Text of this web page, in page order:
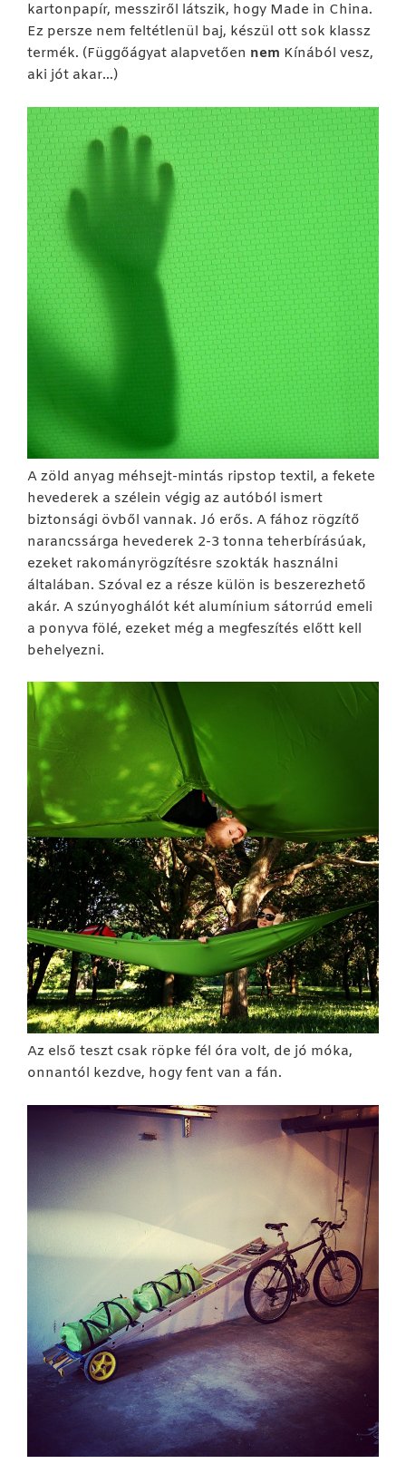
kartonpapír, messziről látszik, hogy Made in China.
Ez persze nem feltétlenül baj, készül ott sok klassz
termék. (Függőágyat alapvetően nem Kínából vesz,
aki jót akar…)
A zöld anyag méhsejt-mintás ripstop textil, a fekete
hevederek a szélein végig az autóból ismert
biztonsági övből vannak. Jó erős. A fához rögzítő
narancssárga hevederek 2-3 tonna teherbírásúak,
ezeket rakományrögzítésre szokták használni
általában. Szóval ez a része külön is beszerezhető
akár. A szúnyoghálót két alumínium sátorrúd emeli
a ponyva fölé, ezeket még a megfeszítés előtt kell
behelyezni.
Az első teszt csak röpke fél óra volt, de jó móka,
onnantól kezdve, hogy fent van a fán.